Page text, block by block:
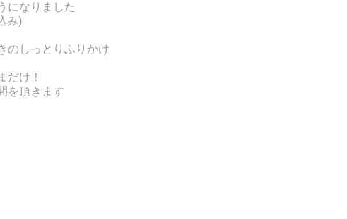
になりました
み)
のしっとりふりかけ
だけ！
を頂きます